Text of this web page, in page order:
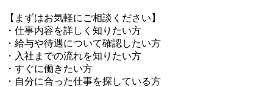
【まずはお気軽にご相談ください】
・仕事内容を詳しく知りたい方
・給与や待遇について確認したい方
・入社までの流れを知りたい方
・すぐに働きたい方
・自分に合った仕事を探している方